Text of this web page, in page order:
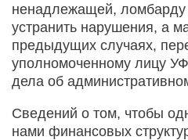
ненадлежащей,
устранить нарушения, а
предыдущих случаях,
уполномоченному лицу
дела об
Сведений о том, чтобы
нами финансовых